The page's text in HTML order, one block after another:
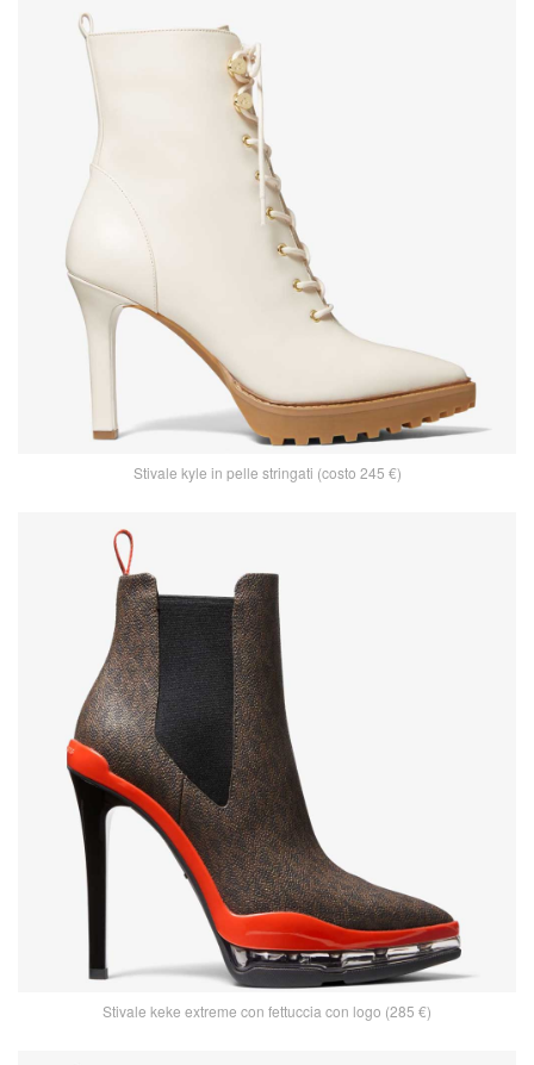
Stivale kyle in pelle stringati (costo 245 €)
Stivale keke extreme con fettuccia con logo (285 €)